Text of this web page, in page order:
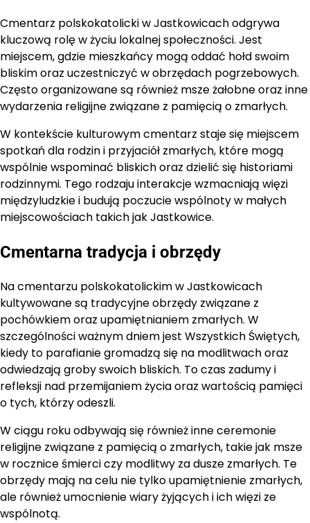
Cmentarz polskokatolicki w Jastkowicach odgrywa
kluczową rolę w życiu lokalnej społeczności. Jest
miejscem, gdzie mieszkańcy mogą oddać hołd swoim
bliskim oraz uczestniczyć w obrzędach pogrzebowych.
Często organizowane są również msze żałobne oraz inne
wydarzenia religijne związane z pamięcią o zmarłych.
W kontekście kulturowym cmentarz staje się miejscem
spotkań dla rodzin i przyjaciół zmarłych, które mogą
wspólnie wspominać bliskich oraz dzielić się historiami
rodzinnymi. Tego rodzaju interakcje wzmacniają więzi
międzyludzkie i budują poczucie wspólnoty w małych
miejscowościach takich jak Jastkowice.
Cmentarna tradycja i obrzędy
Na cmentarzu polskokatolickim w Jastkowicach
kultywowane są tradycyjne obrzędy związane z
pochówkiem oraz upamiętnianiem zmarłych. W
szczególności ważnym dniem jest Wszystkich Świętych,
kiedy to parafianie gromadzą się na modlitwach oraz
odwiedzają groby swoich bliskich. To czas zadumy i
refleksji nad przemijaniem życia oraz wartością pamięci
o tych, którzy odeszli.
W ciągu roku odbywają się również inne ceremonie
religijne związane z pamięcią o zmarłych, takie jak msze
w rocznice śmierci czy modlitwy za dusze zmarłych. Te
obrzędy mają na celu nie tylko upamiętnienie zmarłych,
ale również umocnienie wiary żyjących i ich więzi ze
wspólnotą.